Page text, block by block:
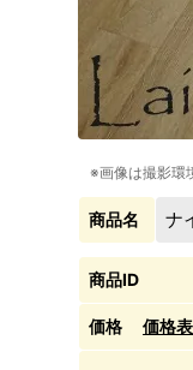
※画像は撮影環
商品名 ナ
商品ID
価格 価格